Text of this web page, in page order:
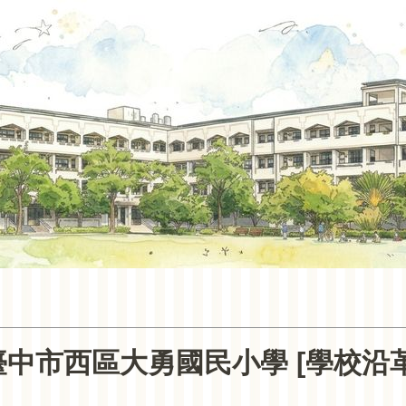
中市西區大勇國民小學 [學校沿